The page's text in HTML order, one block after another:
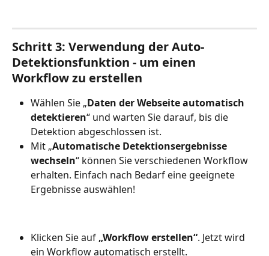
Schritt 3: Verwendung der Auto-
Detektionsfunktion - um einen
Workflow zu erstellen
Wählen Sie „Daten der Webseite automatisch
detektieren“ und warten Sie darauf, bis die
Detektion abgeschlossen ist.
Mit „Automatische Detektionsergebnisse
wechseln“ können Sie verschiedenen Workflow
erhalten. Einfach nach Bedarf eine geeignete
Ergebnisse auswählen!
Klicken Sie auf „Workflow erstellen“. Jetzt wird
ein Workflow automatisch erstellt.